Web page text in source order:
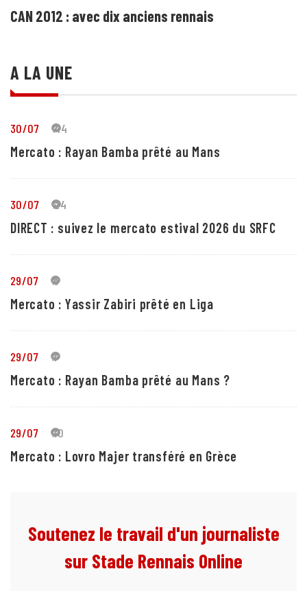
CAN 2012 : avec dix anciens rennais
A LA UNE
30/07 44
Mercato : Rayan Bamba prêté au Mans
30/07 24
DIRECT : suivez le mercato estival 2026 du SRFC
29/07 5
Mercato : Yassir Zabiri prêté en Liga
29/07 1
Mercato : Rayan Bamba prêté au Mans ?
29/07 10
Mercato : Lovro Majer transféré en Grèce
Soutenez le travail d'un journaliste
sur Stade Rennais Online